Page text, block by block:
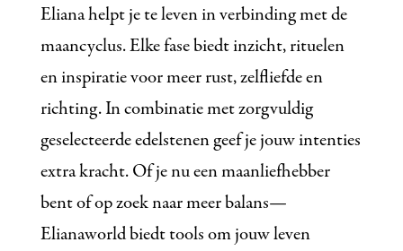
Eliana helpt je te leven in verbinding met de
maancyclus. Elke fase biedt inzicht, rituelen
en inspiratie voor meer rust, zelfliefde en
richting. In combinatie met zorgvuldig
geselecteerde edelstenen geef je jouw intenties
extra kracht. Of je nu een maanliefhebber
bent of op zoek naar meer balans—
Elianaworld biedt tools om jouw leven